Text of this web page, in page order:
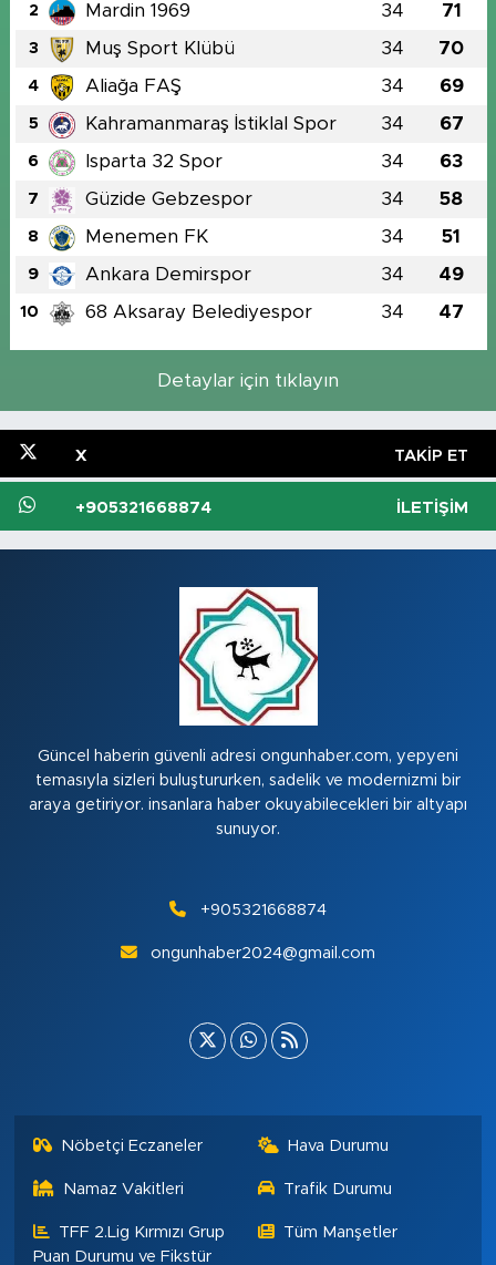
2 Mardin 1969 34 71
3 Muş Sport Klübü 34 70
4 Aliağa FAŞ 34 69
5 Kahramanmaraş İstiklal Spor 34 67
6 Isparta 32 Spor 34 63
7 Güzide Gebzespor 34 58
8 Menemen FK 34 51
9 Ankara Demirspor 34 49
10 68 Aksaray Belediyespor 34 47
Detaylar için tıklayın
X TAKIP ET
+905321668874 İLETIŞIM
Güncel haberin güvenli adresi ongunhaber.com, yepyeni
temasıyla sizleri buluştururken, sadelik ve modernizmi bir
araya getiriyor. insanlara haber okuyabilecekleri bir altyapı
sunuyor.
+905321668874
ongunhaber2024@gmail.com
Nöbetçi Eczaneler Hava Durumu
Namaz Vakitleri Trafik Durumu
TFF 2.Lig Kırmızı Grup
Puan Durumu ve Fikstür
Tüm Manşetler